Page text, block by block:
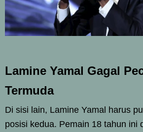
Lamine Yamal Gagal
Termuda
Di sisi lain, Lamine Yamal harus
posisi kedua. Pemain 18 tahun ini